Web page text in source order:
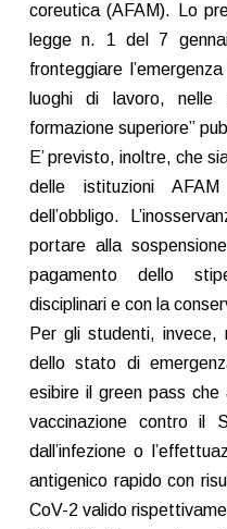
coreutica (AFAM). Lo
legge n. 1 del 7
fronteggiare
luoghi di lavoro,
formazione superiore”
E’ previsto, inoltre, che
delle istituzioni
dell’obbligo.
portare alla
pagamento dello
disciplinari e con la
Per gli studenti, invece,
dello stato di
esibire il green pass
vaccinazione contro il
dall’infezione o
antigenico rapido con
CoV-2 valido